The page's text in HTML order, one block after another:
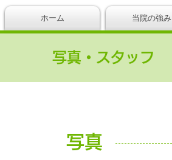
ホーム 当院の強み
写真・スタッフ
写真